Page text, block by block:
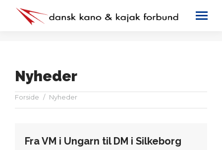
Nyheder
You are here:
Forside Nyheder
Fra VM i Ungarn til DM i Silkeborg